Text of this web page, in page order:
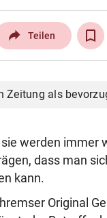
Teilen
Zeitung als
werden immer
dass man
kann.
Original